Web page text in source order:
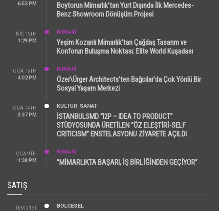
6:53 PM
Boytorun Mimarlık’tan Yurt Dışında İlk Mercedes-
Benz Showroom Dönüşüm Projesi
NIS 16TH
1:29 PM
MİMARİ
Yeşim Kozanlı Mimarlık’tan Çağdaş Tasarım ve
Konforun Buluşma Noktası: Elite World Kuşadası
OCA 15TH
4:02 PM
MİMARİ
Özer\Ürger Architects’ten Bağcılar’da Çok Yönlü Bir
Sosyal Yaşam Merkezi
OCA 14TH
3:37 PM
KÜLTÜR-SANAT
İSTANBULSMD “I2P – IDEA TO PRODUCT”
STÜDYOSUNDA ÜRETİLEN “ÖZ ELEŞTİRİ-SELF
CRITICISM” ENSTELASYONU ZİYARETE AÇILDI
OCA 9TH
1:38 PM
MİMARİ
“MİMARLIKTA BAŞARI, İŞ BİRLİĞİNDEN GEÇİYOR”
SATIŞ
TEM 21ST
BÖLGESEL